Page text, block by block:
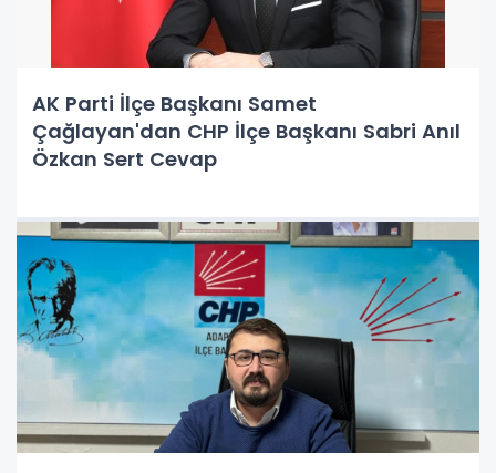
AK Parti İlçe Başkanı Samet
Çağlayan'dan CHP İlçe Başkanı Sabri Anıl
Özkan Sert Cevap